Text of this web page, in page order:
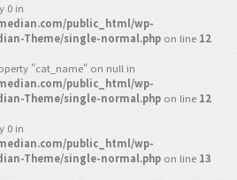
営
ウホウ
0 in
public_html/wp-
Theme/single-normal.php on line 12
"cat_name" on null in
public_html/wp-
Theme/single-normal.php on line 12
0 in
public_html/wp-
Theme/single-normal.php on line 13